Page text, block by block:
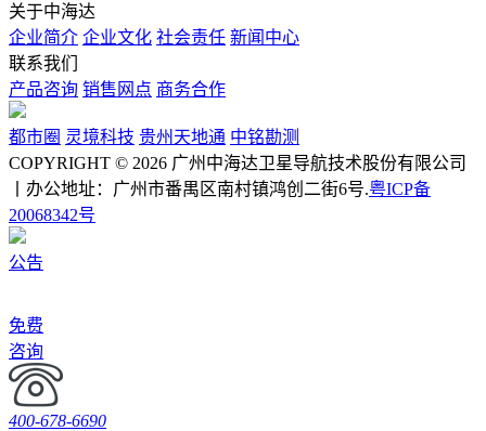
关于中海达
企业简介 企业文化 社会责任 新闻中心
联系我们
产品咨询 销售网点 商务合作
都市圈 灵境科技 贵州天地通 中铭勘测
COPYRIGHT © 2026 广州中海达卫星导航技术股份有限公司
丨办公地址：广州市番禺区南村镇鸿创二街6号.粤ICP备
20068342号
公告
免费
咨询
400-678-6690